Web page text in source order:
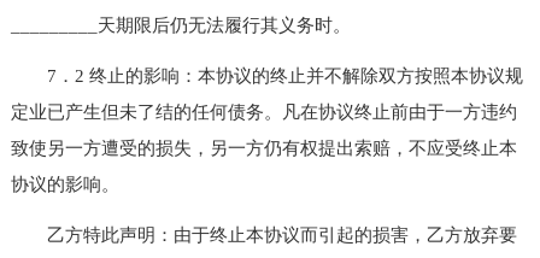
_________天期限后仍无法履行其义务时。
7．2 终止的影响：本协议的终止并不解除双方按照本协议规
定业已产生但未了结的任何债务。凡在协议终止前由于一方违约
致使另一方遭受的损失，另一方仍有权提出索赔，不应受终止本
协议的影响。
乙方特此声明：由于终止本协议而引起的损害，乙方放弃要